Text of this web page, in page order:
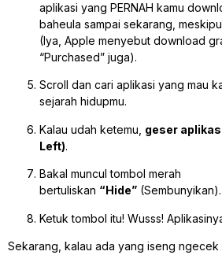
aplikasi yang PERNAH kamu
baheula sampai sekarang,
(Iya, Apple menyebut download
“Purchased” juga).
Scroll dan cari aplikasi yang mau
sejarah hidupmu.
Kalau udah ketemu, geser
Left).
Bakal muncul tombol merah
bertuliskan “Hide” (Sembunyikan).
Ketuk tombol itu! Wusss!
Sekarang, kalau ada yang iseng